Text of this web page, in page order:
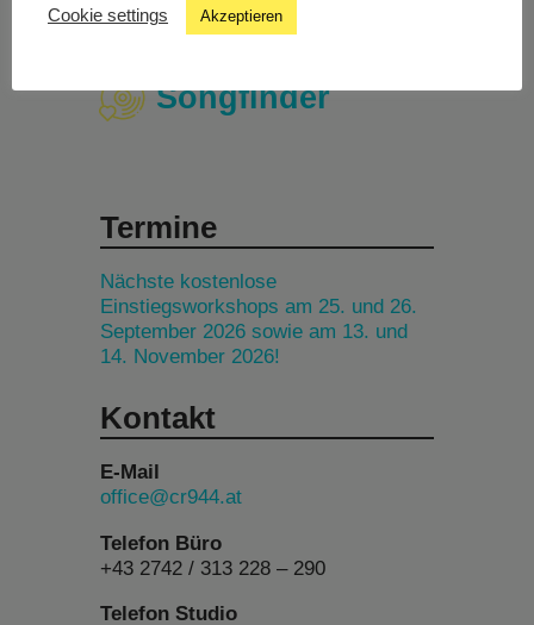
Studiochat
Songfinder
Termine
Nächste kostenlose
Einstiegsworkshops am 25. und 26.
September 2026 sowie am 13. und
14. November 2026!
Kontakt
E-Mail
office@cr944.at
Telefon Büro
+43 2742 / 313 228 – 290
Telefon Studio
Cookie settings Akzeptieren